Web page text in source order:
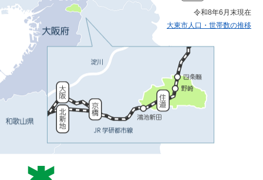
令和8年6月末現在
大東市人口・世帯数の推移